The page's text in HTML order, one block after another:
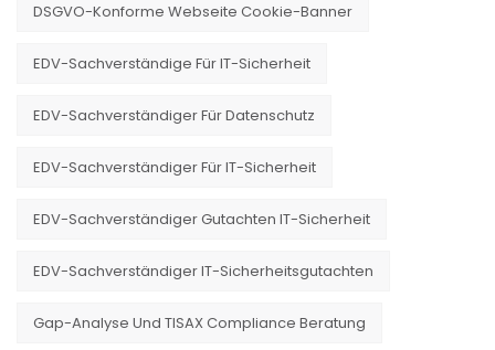
DSGVO-Konforme Webseite Cookie-Banner
EDV-Sachverständige Für IT-Sicherheit
EDV-Sachverständiger Für Datenschutz
EDV-Sachverständiger Für IT-Sicherheit
EDV-Sachverständiger Gutachten IT-Sicherheit
EDV-Sachverständiger IT-Sicherheitsgutachten
Gap-Analyse Und TISAX Compliance Beratung